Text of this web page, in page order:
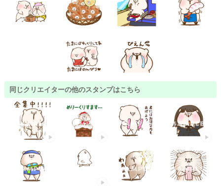
同じクリエイターの他のスタンプはこちら